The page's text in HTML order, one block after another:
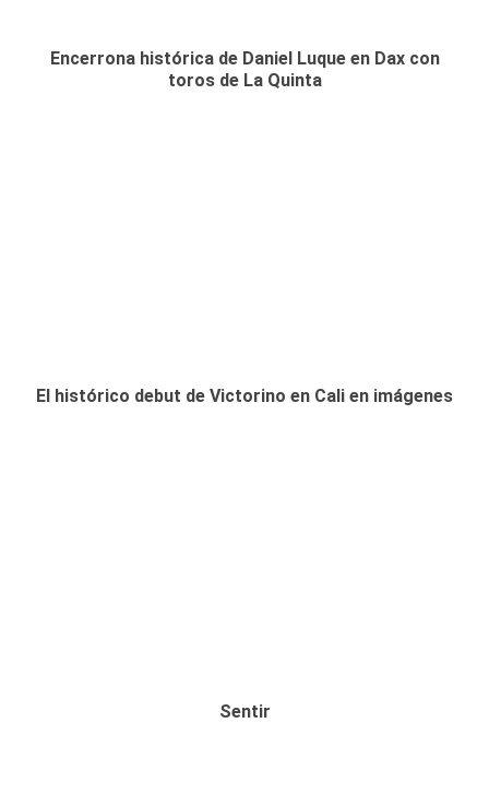
Encerrona histórica de Daniel Luque en Dax con
toros de La Quinta
El histórico debut de Victorino en Cali en imágenes
Sentir